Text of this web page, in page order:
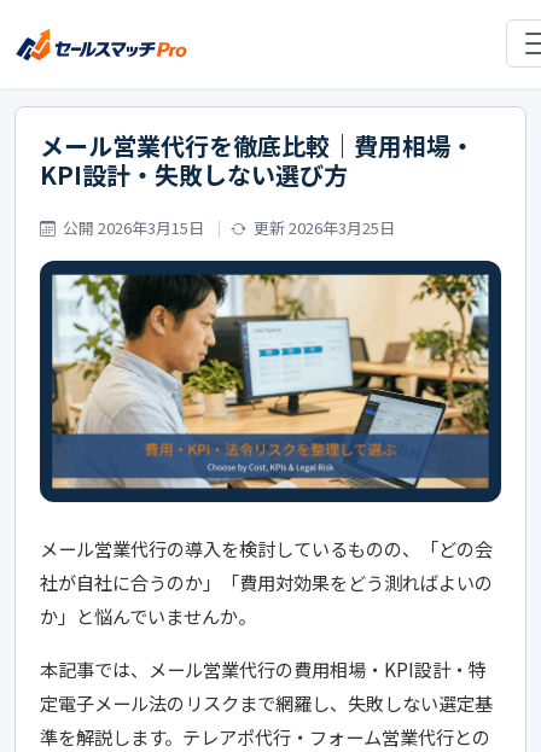
メール営業代行を徹底比較｜費用相場・
KPI設計・失敗しない選び方
公開 2026年3月15日 更新 2026年3月25日
メール営業代行の導入を検討しているものの、「どの会
社が自社に合うのか」「費用対効果をどう測ればよいの
か」と悩んでいませんか。
本記事では、メール営業代行の費用相場・KPI設計・特
定電子メール法のリスクまで網羅し、失敗しない選定基
準を解説します。テレアポ代行・フォーム営業代行との